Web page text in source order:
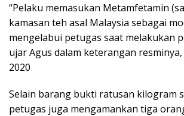
“Pelaku memasukan Metamfetamin
kamasan teh asal Malaysia sebagai
mengelabui petugas saat melakukan
ujar Agus dalam keterangan resminya,
2020
Selain barang bukti ratusan kilogram
petugas juga mengamankan tiga